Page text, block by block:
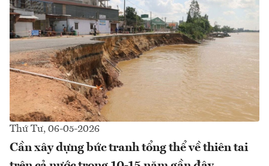
Thứ Tư, 06-05-2026
Cần xây dựng bức tranh tổng thể về thiên tai